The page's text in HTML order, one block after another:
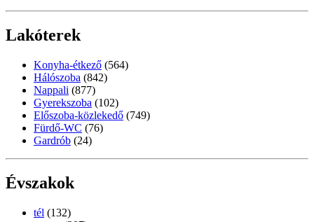
Lakóterek
Konyha-étkező (564)
Hálószoba (842)
Nappali (877)
Gyerekszoba (102)
Előszoba-közlekedő (749)
Fürdő-WC (76)
Gardrób (24)
Évszakok
tél (132)